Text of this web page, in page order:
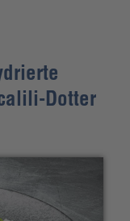
Dotter